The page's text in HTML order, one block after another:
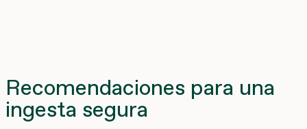
Recomendaciones para una
ingesta segura